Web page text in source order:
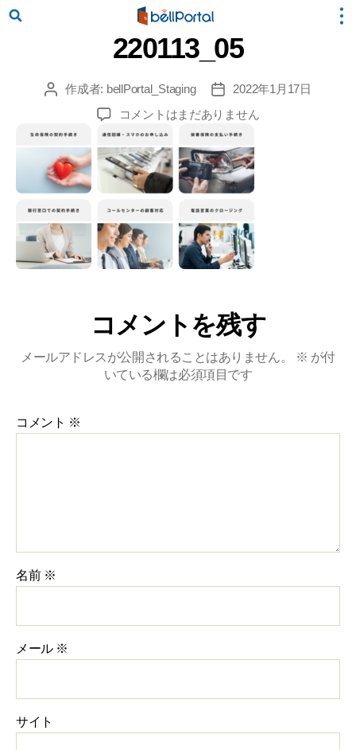
220113_05
投 作成者: bellPortal_Staging
投
稿
日
2022年1月17日
220113_05
へ
の
コメントはまだありません
コメントを残す
メールアドレスが公開されることはありません。 ※ が付
いている欄は必須項目です
コメント ※
名前 ※
メール ※
サイト